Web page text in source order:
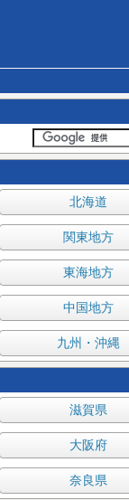
北海道
関東地方
東海地方
中国地方
九州・沖縄
滋賀県
大阪府
奈良県